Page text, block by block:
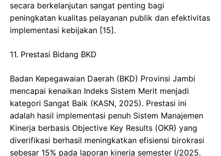
secara berkelanjutan sangat penting bagi
peningkatan kualitas pelayanan publik dan efektivitas
implementasi kebijakan [15].
​11. Prestasi Bidang BKD
​Badan Kepegawaian Daerah (BKD) Provinsi Jambi
mencapai kenaikan Indeks Sistem Merit menjadi
kategori Sangat Baik (KASN, 2025). Prestasi ini
adalah hasil implementasi penuh Sistem Manajemen
Kinerja berbasis Objective Key Results (OKR) yang
diverifikasi berhasil meningkatkan efisiensi birokrasi
sebesar 15% pada laporan kinerja semester I/2025.